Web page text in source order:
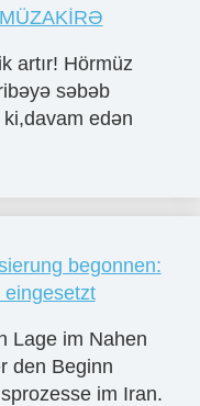
artır! Hörmüz
səbəb
ki,davam edən
begonnen:
Lage im Nahen
den Beginn
im Iran.